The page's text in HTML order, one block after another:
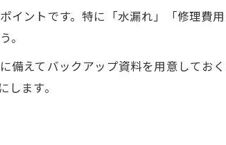
ントです。特に「水漏れ」「修理費
。
えてバックアップ資料を用意してお
ます。